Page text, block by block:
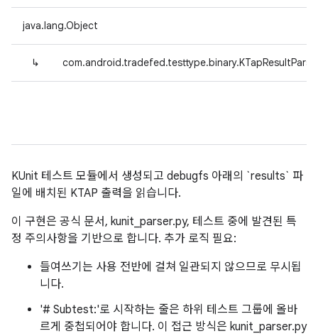
java.lang.Object
↳
KUnit 테스트 모듈에서 생성되고 debugfs 아래의 `results` 파
일에 배치된 KTAP 출력을 읽습니다.
이 구현은 공식 문서, kunit_parser.py, 테스트 중에 발견된 특
정 주의사항을 기반으로 합니다. 추가 로직 필요:
들여쓰기는 사용 전반에 걸쳐 일관되지 않으므로 무시됩
니다.
'# Subtest:'로 시작하는 줄은 하위 테스트 그룹에 올바
르게 중첩되어야 합니다. 이 접근 방식은 kunit_parser.py